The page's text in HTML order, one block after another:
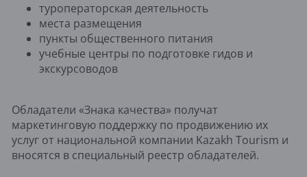
туроператорская деятельность
места размещения
пункты общественного питания
учебные центры по подготовке гидов и
экскурсоводов
Обладатели «Знака качества» получат
маркетинговую поддержку по продвижению их
услуг от национальной компании Kazakh Tourism и
вносятся в специальный реестр обладателей.